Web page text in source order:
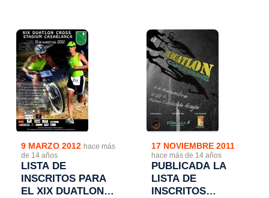
LICIÑENA
9 MARZO 2012 hace más
de 14 años
LISTA DE
INSCRITOS PARA
EL XIX DUATLON
17 NOVIEMBRE 2011
hace más de 14 años
PUBLICADA LA
LISTA DE
INSCRITOS